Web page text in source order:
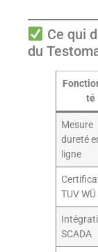
Ce qui
du
té
Mesure
dureté
ligne
TUV
SCADA